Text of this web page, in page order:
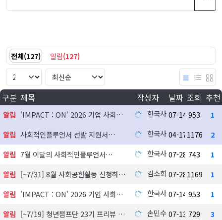
전체(127) 알림(127)
구분 제목 작성자 날짜 조회 추천
알림 'IMPACT : ON' 2026 기업 사회공헌 실천사례 발굴 지원사업 참여기업 모집 한국사회공헌협회
07-14 953
1
알림
사회적인플루언서 선발 지원서 한국사회공헌협회
04-17 1176
2
알림
7월 이달의 사회적인플루언서 한국사회공헌협회
07-28 743
1
알림
[~7/31] 8월 사회공헌활동 신청하기 김소희 07-28 1169
1
알림
'IMPACT : ON' 2026 기업 사회공헌 실천사례 발굴 지원사업 참여기업 모집 한국사회공헌협회
07-14 953
1
알림
[~7/19] 청년챔프단 23기 프리뷰 신청하기 손민수07-13 729
3